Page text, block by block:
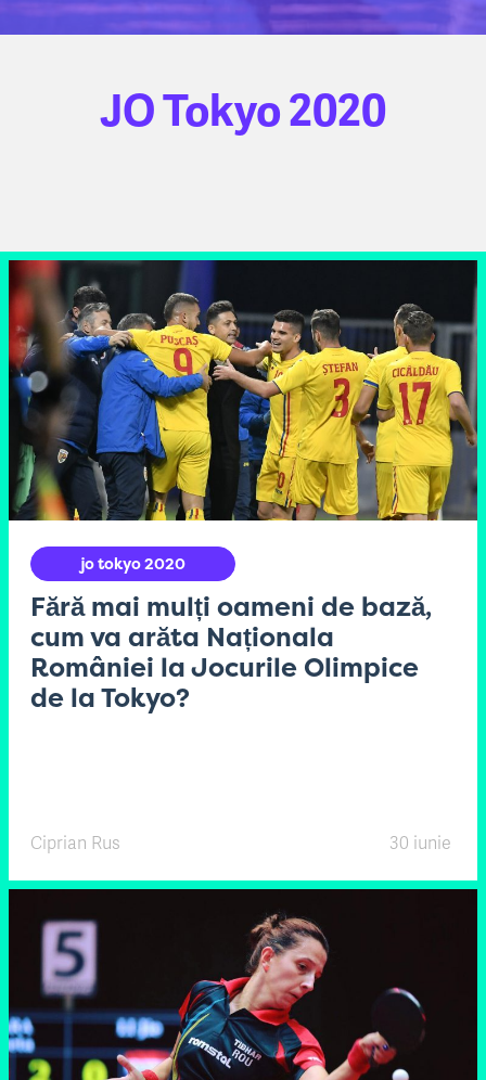
JO Tokyo 2020
jo tokyo 2020
Fără mai mulți oameni de bază,
cum va arăta Naționala
României la Jocurile Olimpice
de la Tokyo?
Ciprian Rus 30 iunie